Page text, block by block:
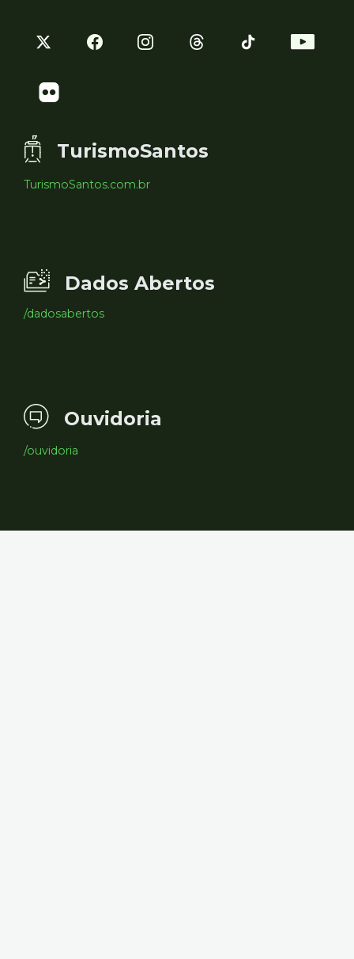
TurismoSantos
TurismoSantos.com.br
Dados Abertos
/dadosabertos
Ouvidoria
/ouvidoria